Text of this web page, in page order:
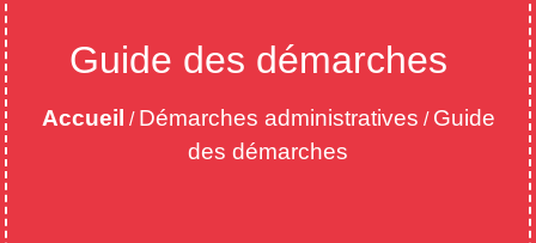
Guide des démarches
Accueil / Démarches administratives / Guide
des démarches